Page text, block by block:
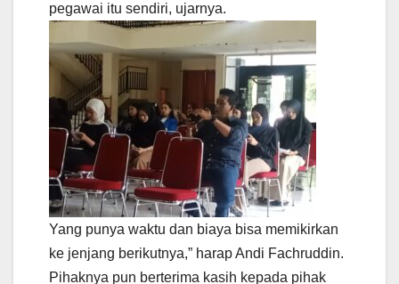
pegawai itu sendiri, ujarnya.
Yang punya waktu dan biaya bisa memikirkan
ke jenjang berikutnya,” harap Andi Fachruddin.
Pihaknya pun berterima kasih kepada pihak